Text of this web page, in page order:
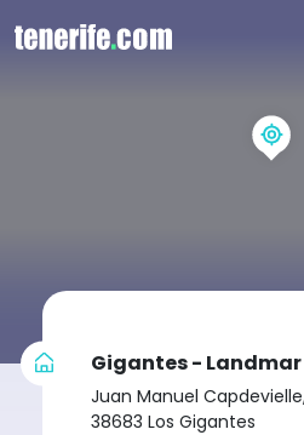
Gigantes -
Juan Manuel
38683 Los Gigantes